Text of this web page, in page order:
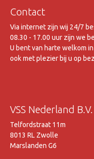
Contact
Via internet zijn wij 24/7
08.30 - 17.00 uur zijn we
U bent van harte welkom
ook met plezier bij u op
VSS Nederland B.V.
Telfordstraat 11m
8013 RL Zwolle
Marslanden G6